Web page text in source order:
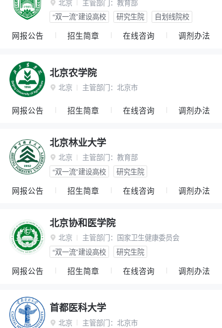
 北京 主管部门： 教育部
“双一流”建设高校
研究生院 自划线院校
网报公告 招生简章 在线咨询 调剂办法
北京农学院
 北京 主管部门： 北京市
网报公告 招生简章 在线咨询 调剂办法
北京林业大学
 北京 主管部门： 教育部
“双一流”建设高校
研究生院
网报公告 招生简章 在线咨询 调剂办法
北京协和医学院
 北京 主管部门： 国家卫生健康委员会
“双一流”建设高校
研究生院
网报公告 招生简章 在线咨询 调剂办法
首都医科大学
 北京 主管部门： 北京市